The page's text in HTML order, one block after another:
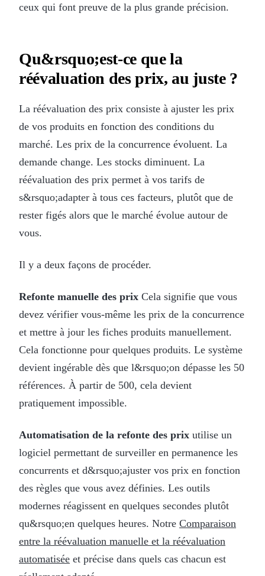
ceux qui font preuve de la plus grande précision.
Qu&rsquo;est-ce que la
réévaluation des prix, au juste ?
La réévaluation des prix consiste à ajuster les prix
de vos produits en fonction des conditions du
marché. Les prix de la concurrence évoluent. La
demande change. Les stocks diminuent. La
réévaluation des prix permet à vos tarifs de
s&rsquo;adapter à tous ces facteurs, plutôt que de
rester figés alors que le marché évolue autour de
vous.
Il y a deux façons de procéder.
Refonte manuelle des prix Cela signifie que vous
devez vérifier vous-même les prix de la concurrence
et mettre à jour les fiches produits manuellement.
Cela fonctionne pour quelques produits. Le système
devient ingérable dès que l&rsquo;on dépasse les 50
références. À partir de 500, cela devient
pratiquement impossible.
Automatisation de la refonte des prix utilise un
logiciel permettant de surveiller en permanence les
concurrents et d&rsquo;ajuster vos prix en fonction
des règles que vous avez définies. Les outils
modernes réagissent en quelques secondes plutôt
qu&rsquo;en quelques heures. Notre Comparaison
entre la réévaluation manuelle et la réévaluation
automatisée et précise dans quels cas chacun est